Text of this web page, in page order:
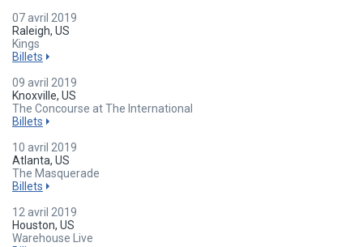
07 avril 2019
Raleigh, US
Kings
Billets
09 avril 2019
Knoxville, US
The Concourse at The International
Billets
10 avril 2019
Atlanta, US
The Masquerade
Billets
12 avril 2019
Houston, US
Warehouse Live